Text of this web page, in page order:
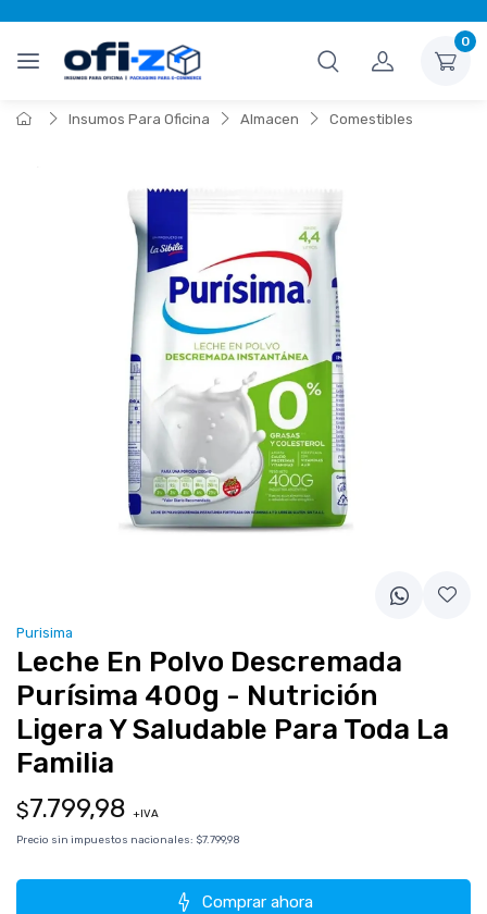
0
Insumos Para Oficina Almacen Comestibles
Purisima
Leche En Polvo Descremada
Purísima 400g - Nutrición
Ligera Y Saludable Para Toda La
Familia
$7.799,98 +IVA
Precio sin impuestos nacionales: $7.799,98
Comprar ahora